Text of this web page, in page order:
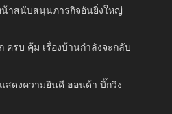
น้าสนับสนุนภารกิจอันยิ่งใหญ่
ครบ คุ้ม เรื่องบ้านกำลังจะกลับ
สดงความยินดี ฮอนด้า บิ๊กวิง